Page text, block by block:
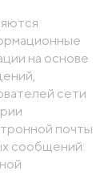
на основе
сети
почты
сообщений: